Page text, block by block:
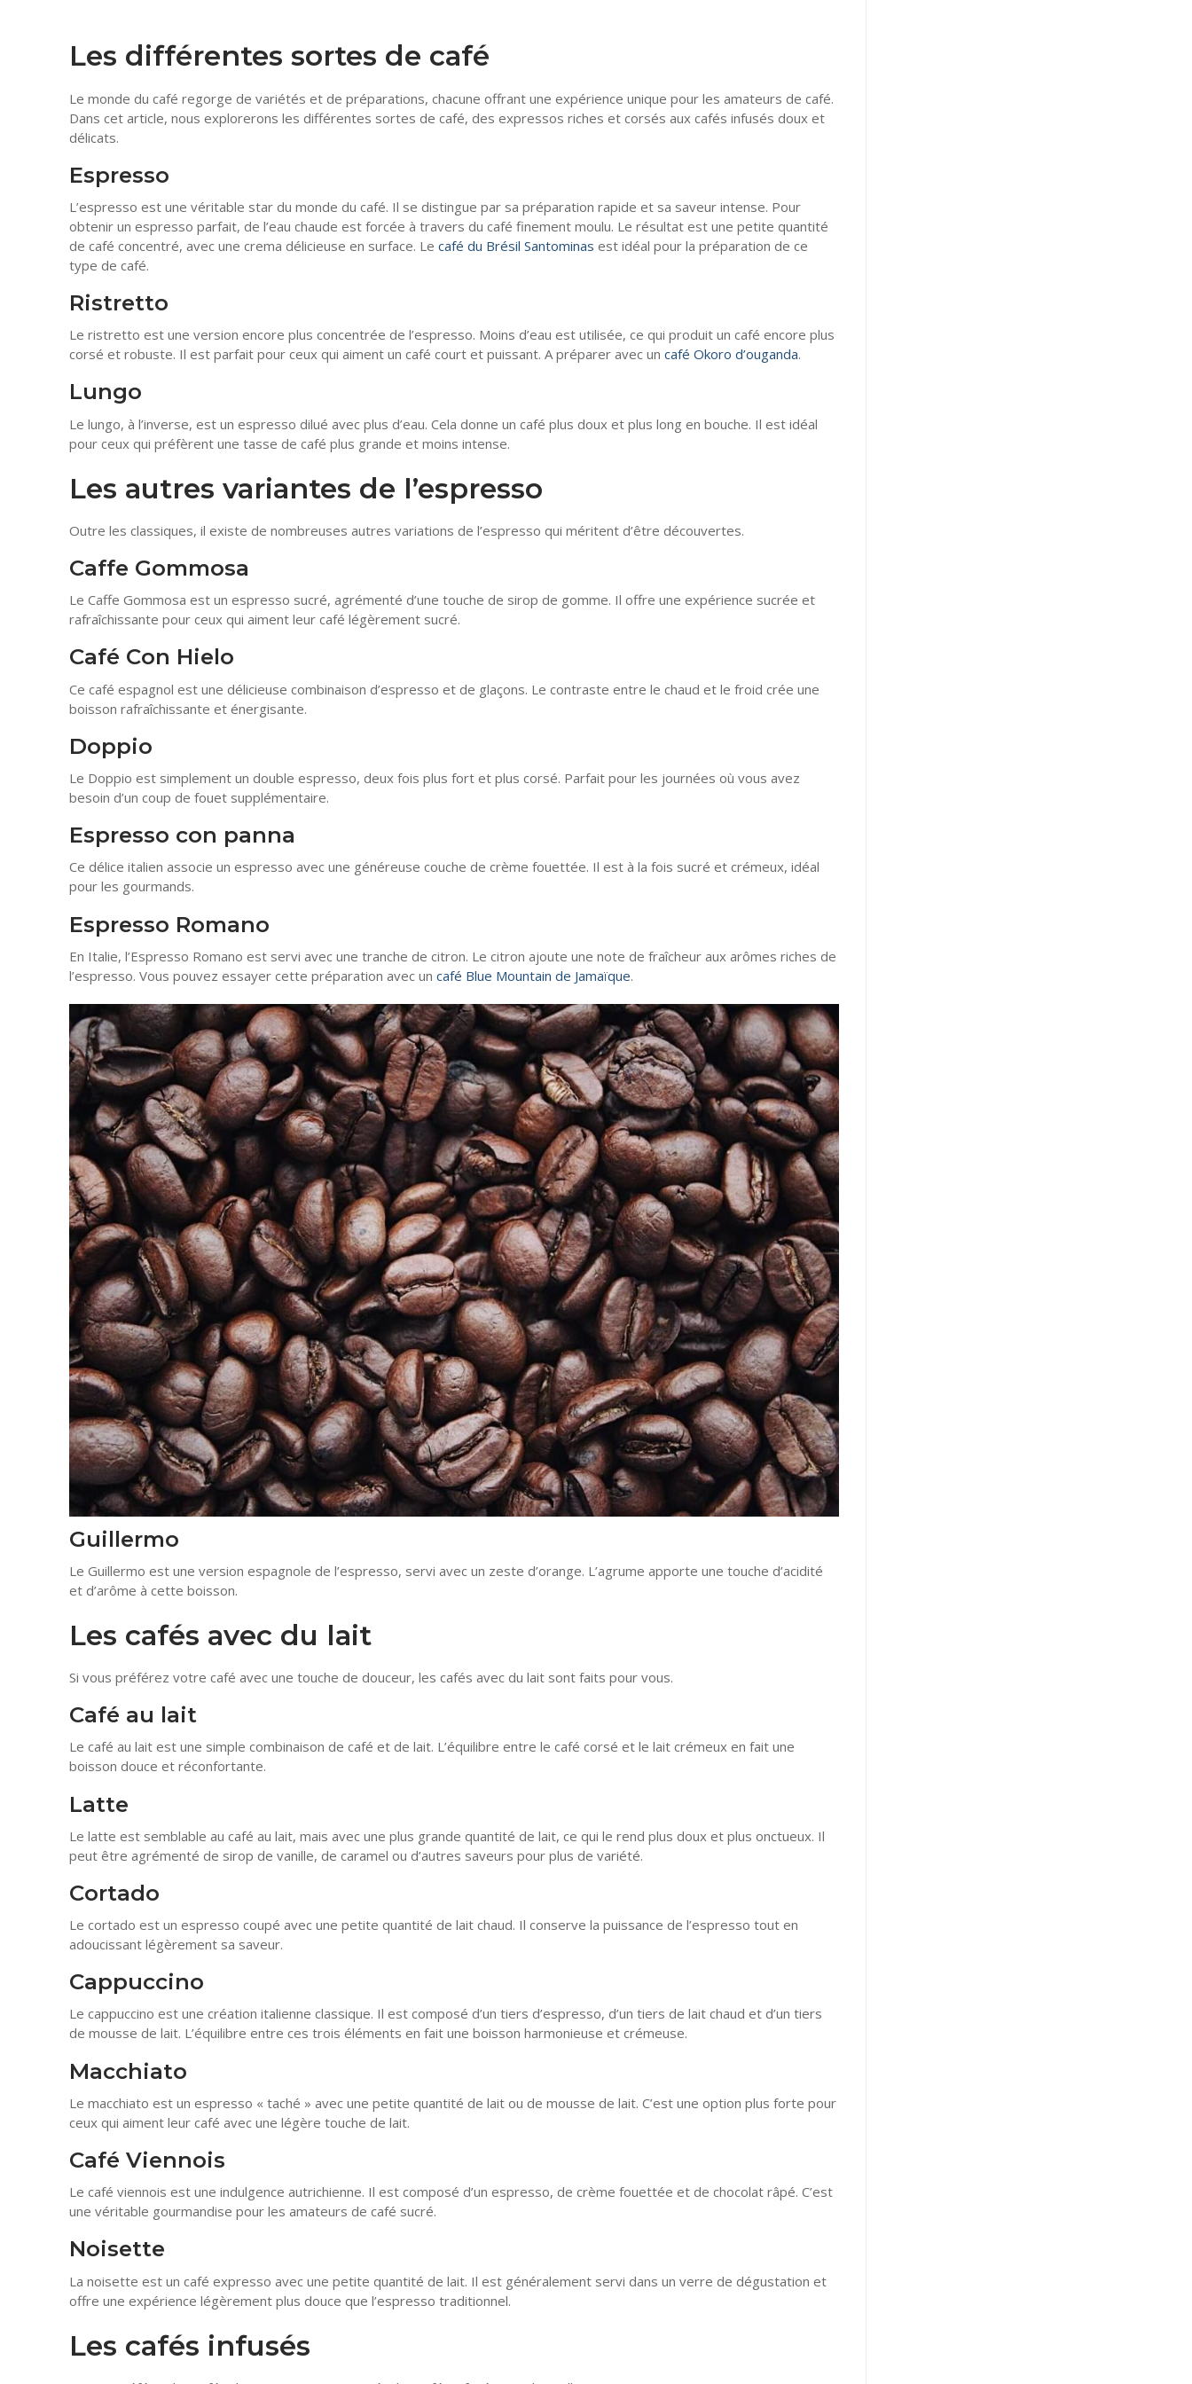
Les différentes sortes de café
Le monde du café regorge de variétés et de préparations, chacune offrant une expérience unique pour les amateurs de café.
Dans cet article, nous explorerons les différentes sortes de café, des expressos riches et corsés aux cafés infusés doux et
délicats.
Espresso
L’espresso est une véritable star du monde du café. Il se distingue par sa préparation rapide et sa saveur intense. Pour
obtenir un espresso parfait, de l’eau chaude est forcée à travers du café finement moulu. Le résultat est une petite quantité
de café concentré, avec une crema délicieuse en surface. Le café du Brésil Santominas est idéal pour la préparation de ce
type de café.
Ristretto
Le ristretto est une version encore plus concentrée de l’espresso. Moins d’eau est utilisée, ce qui produit un café encore plus
corsé et robuste. Il est parfait pour ceux qui aiment un café court et puissant. A préparer avec un café Okoro d’ouganda.
Lungo
Le lungo, à l’inverse, est un espresso dilué avec plus d’eau. Cela donne un café plus doux et plus long en bouche. Il est idéal
pour ceux qui préfèrent une tasse de café plus grande et moins intense.
Les autres variantes de l’espresso
Outre les classiques, il existe de nombreuses autres variations de l’espresso qui méritent d’être découvertes.
Caffe Gommosa
Le Caffe Gommosa est un espresso sucré, agrémenté d’une touche de sirop de gomme. Il offre une expérience sucrée et
rafraîchissante pour ceux qui aiment leur café légèrement sucré.
Café Con Hielo
Ce café espagnol est une délicieuse combinaison d’espresso et de glaçons. Le contraste entre le chaud et le froid crée une
boisson rafraîchissante et énergisante.
Doppio
Le Doppio est simplement un double espresso, deux fois plus fort et plus corsé. Parfait pour les journées où vous avez
besoin d’un coup de fouet supplémentaire.
Espresso con panna
Ce délice italien associe un espresso avec une généreuse couche de crème fouettée. Il est à la fois sucré et crémeux, idéal
pour les gourmands.
Espresso Romano
En Italie, l’Espresso Romano est servi avec une tranche de citron. Le citron ajoute une note de fraîcheur aux arômes riches de
l’espresso. Vous pouvez essayer cette préparation avec un café Blue Mountain de Jamaïque.
Guillermo
Le Guillermo est une version espagnole de l’espresso, servi avec un zeste d’orange. L’agrume apporte une touche d’acidité
et d’arôme à cette boisson.
Les cafés avec du lait
Si vous préférez votre café avec une touche de douceur, les cafés avec du lait sont faits pour vous.
Café au lait
Le café au lait est une simple combinaison de café et de lait. L’équilibre entre le café corsé et le lait crémeux en fait une
boisson douce et réconfortante.
Latte
Le latte est semblable au café au lait, mais avec une plus grande quantité de lait, ce qui le rend plus doux et plus onctueux. Il
peut être agrémenté de sirop de vanille, de caramel ou d’autres saveurs pour plus de variété.
Cortado
Le cortado est un espresso coupé avec une petite quantité de lait chaud. Il conserve la puissance de l’espresso tout en
adoucissant légèrement sa saveur.
Cappuccino
Le cappuccino est une création italienne classique. Il est composé d’un tiers d’espresso, d’un tiers de lait chaud et d’un tiers
de mousse de lait. L’équilibre entre ces trois éléments en fait une boisson harmonieuse et crémeuse.
Macchiato
Le macchiato est un espresso « taché » avec une petite quantité de lait ou de mousse de lait. C’est une option plus forte pour
ceux qui aiment leur café avec une légère touche de lait.
Café Viennois
Le café viennois est une indulgence autrichienne. Il est composé d’un espresso, de crème fouettée et de chocolat râpé. C’est
une véritable gourmandise pour les amateurs de café sucré.
Noisette
La noisette est un café expresso avec une petite quantité de lait. Il est généralement servi dans un verre de dégustation et
offre une expérience légèrement plus douce que l’espresso traditionnel.
Les cafés infusés